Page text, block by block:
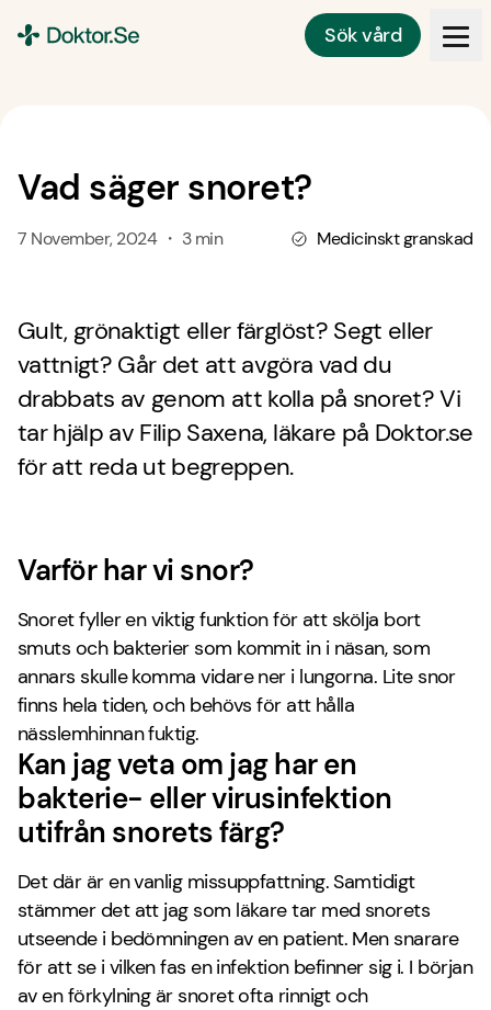
Sök vård
Vad säger snoret?
7 November, 2024 ・ 3 min Medicinskt granskad
Gult, grönaktigt eller färglöst? Segt eller
vattnigt? Går det att avgöra vad du
drabbats av genom att kolla på snoret? Vi
tar hjälp av Filip Saxena, läkare på Doktor.se
för att reda ut begreppen.
Varför har vi snor?
Snoret fyller en viktig funktion för att skölja bort
smuts och bakterier som kommit in i näsan, som
annars skulle komma vidare ner i lungorna. Lite snor
finns hela tiden, och behövs för att hålla
nässlemhinnan fuktig.
Kan jag veta om jag har en
bakterie- eller virusinfektion
utifrån snorets färg?
Det där är en vanlig missuppfattning. Samtidigt
stämmer det att jag som läkare tar med snorets
utseende i bedömningen av en patient. Men snarare
för att se i vilken fas en infektion befinner sig i. I början
av en förkylning är snoret ofta rinnigt och